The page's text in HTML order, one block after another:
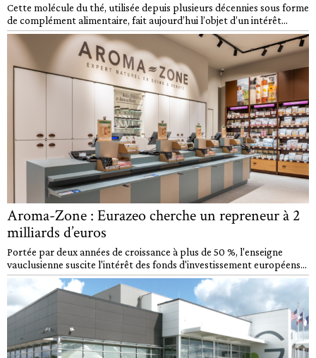
Cette molécule du thé, utilisée depuis plusieurs décennies sous forme
de complément alimentaire, fait aujourd’hui l’objet d’un intérêt...
Aroma-Zone : Eurazeo cherche un repreneur à 2
milliards d’euros
Portée par deux années de croissance à plus de 50 %, l'enseigne
vauclusienne suscite l'intérêt des fonds d'investissement européens...